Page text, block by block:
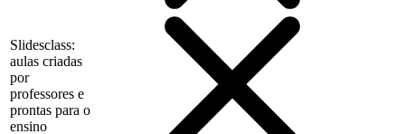
Slidesclass:
aulas criadas
por
professores e
prontas para o
ensino